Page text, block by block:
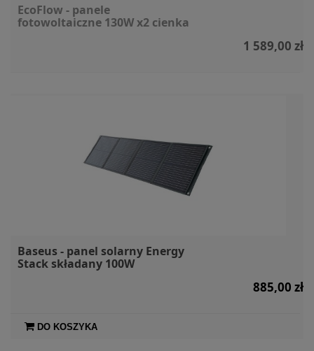
EcoFlow - panele
fotowoltaiczne 130W x2 cienka
1 589,00 zł
Baseus - panel solarny Energy
Stack składany 100W
885,00 zł
DO KOSZYKA